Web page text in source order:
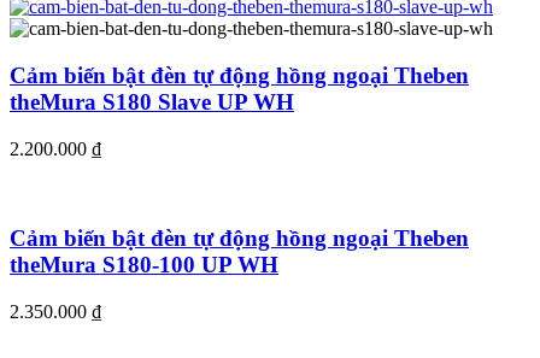
Cảm biến bật đèn tự động hồng ngoại Theben
theMura S180 Slave UP WH
2.200.000 ₫
Cảm biến bật đèn tự động hồng ngoại Theben
theMura S180-100 UP WH
2.350.000 ₫